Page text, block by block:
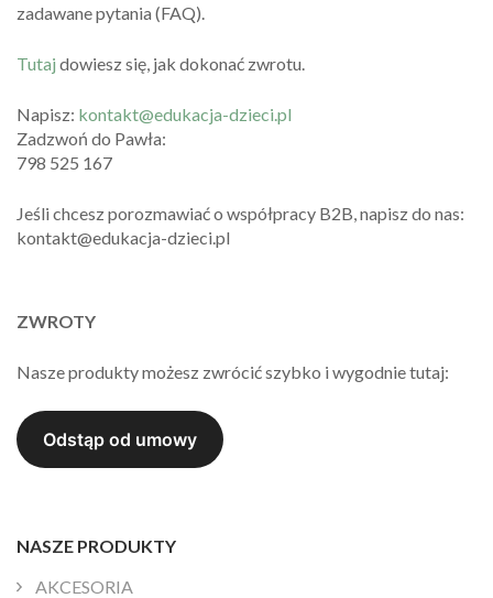
zadawane pytania (FAQ).
Tutaj dowiesz się, jak dokonać zwrotu.
Napisz: kontakt@edukacja-dzieci.pl
Zadzwoń do Pawła:
798 525 167
Jeśli chcesz porozmawiać o współpracy B2B, napisz do nas:
kontakt@edukacja-dzieci.pl
ZWROTY
Nasze produkty możesz zwrócić szybko i wygodnie tutaj:
NASZE PRODUKTY
AKCESORIA